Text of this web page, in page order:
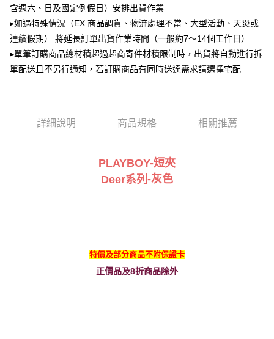
買賣價金債權讓與本公司後，依約使用本公司帳單繳交帳款。
2.基於同意付款使用「大哥付你分期」之契約關係目的，商店將以您的個人
資料（包含姓名、電話或地址）提供予台灣大哥大進項蒐集、處理及利用，
由本公司與您本人進行分期帳單所需資料之確認、核對及更正。
3.完整用戶服務條款，請詳閱以下連結：https://oppay.tw/userRule
7-11取貨付款
每筆NT$100，滿NT$900(含以上)免運費
付款後7-11取貨
每筆NT$100，滿NT$700(含以上)免運費
含週六、日及國定例假日）安排出貨作業
▸如遇特殊情況（EX.商品調貨、物流處理不當、大型活動、天災或
連續假期） 將延長訂單出貨作業時間（一般約7～14個工作日）
▸單筆訂購商品總材積超過超商寄件材積限制時，出貨將自動進行拆
單配送且不另行通知，若訂購商品有同時送達需求請選擇宅配
詳細說明 商品規格 相關推薦
PLAYBOY-短夾
Deer系列 -灰色
特價及部分商品不附保證卡
正價品及8折商品除外